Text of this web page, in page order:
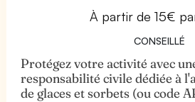
À partir de 15€
CONSEILLÉ
Protégez votre activité avec
responsabilité civile dédiée à
de glaces et sorbets (ou code